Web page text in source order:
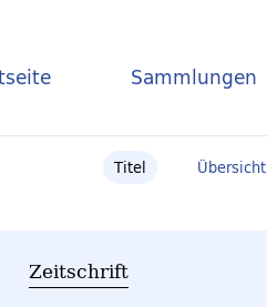
Sammlungen
Titel Übersicht
Zeitschrift